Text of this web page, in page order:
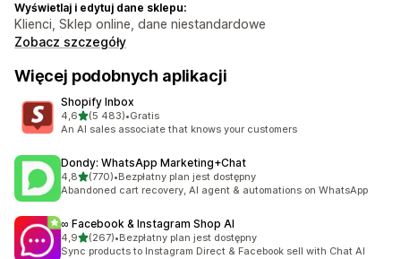
Wyświetlaj i edytuj dane sklepu:
Klienci, Sklep online, dane niestandardowe
Zobacz szczegóły
Więcej podobnych aplikacji
Shopify Inbox
4,6na 5 gwiazdek
(5 483)
Łączna liczba recenzji: 5483
•Gratis
An AI sales associate that knows your customers
Dondy: WhatsApp Marketing+Chat
4,8na 5 gwiazdek
(770)
Łączna liczba recenzji: 770
•Bezpłatny plan jest dostępny
Abandoned cart recovery, AI agent & automations on WhatsApp
∞ Facebook & Instagram Shop AI
4,9na 5 gwiazdek
(267)
Łączna liczba recenzji: 267
•Bezpłatny plan jest dostępny
Sync products to Instagram Direct & Facebook sell with Chat AI